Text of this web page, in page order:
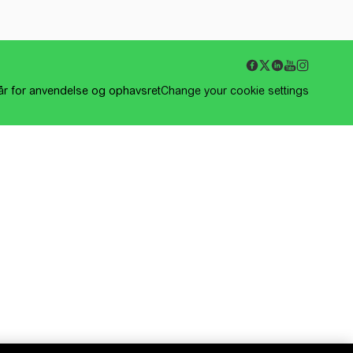
for anvendelse og ophavsretChange your cookie settings